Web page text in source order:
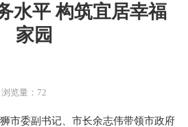
水平 构筑宜居幸福
家园
浏览量： 72
委副书记、市长余志伟带领市政府